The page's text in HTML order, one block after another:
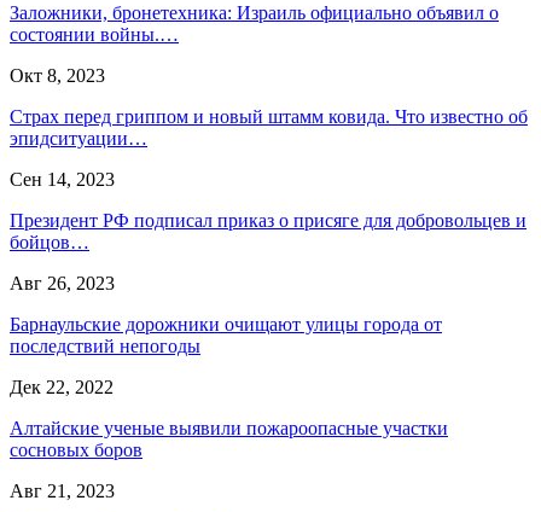
Заложники, бронетехника: Израиль официально объявил о
состоянии войны.…
Окт 8, 2023
Страх перед гриппом и новый штамм ковида. Что известно об
эпидситуации…
Сен 14, 2023
Президент РФ подписал приказ о присяге для добровольцев и
бойцов…
Авг 26, 2023
Барнаульские дорожники очищают улицы города от
последствий непогоды
Дек 22, 2022
Алтайские ученые выявили пожароопасные участки
сосновых боров
Авг 21, 2023